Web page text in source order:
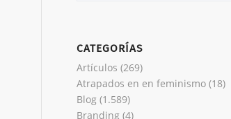
CATEGORÍAS
Artículos (269)
Atrapados en en feminismo(18)
Blog(1.589)
Branding(4)